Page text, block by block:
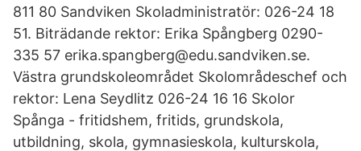
811 80 Sandviken Skoladministratör: 026-24 18
51. Biträdande rektor: Erika Spångberg 0290-
335 57 erika.spangberg@edu.sandviken.se.
Västra grundskoleområdet Skolområdeschef och
rektor: Lena Seydlitz 026-24 16 16 Skolor
Spånga - fritidshem, fritids, grundskola,
utbildning, skola, gymnasieskola, kulturskola,